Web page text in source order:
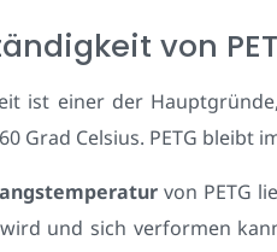
von
ist einer der
Grad Celsius. PETG bleibt
von PETG
und sich verformen